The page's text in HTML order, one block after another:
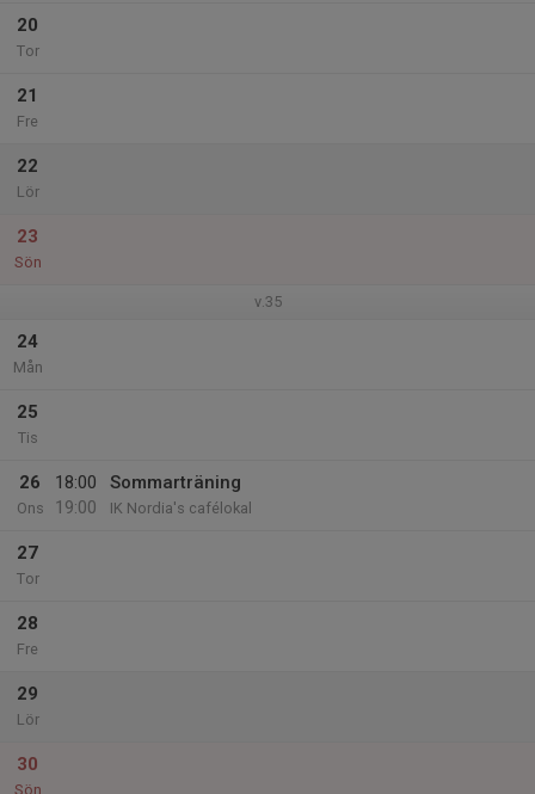
20
Tor
21
Fre
22
Lör
23
Sön
v.35
24
Mån
25
Tis
26
Ons
18:00
19:00
Sommarträning
IK Nordia's cafélokal
27
Tor
28
Fre
29
Lör
30
Sön